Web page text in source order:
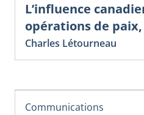
L’influence
opérations de paix,
Charles Létourneau
Communications